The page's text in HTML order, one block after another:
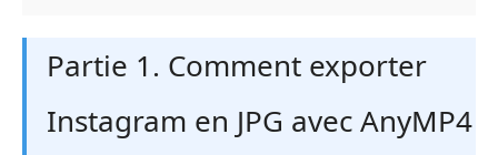
Partie 1. Comment exporter
Instagram en JPG avec AnyMP4